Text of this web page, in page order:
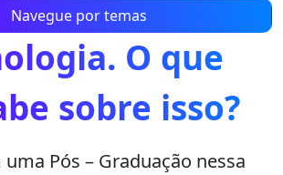
Navegue por temas
O que
sobre isso?
uma Pós – Graduação nessa